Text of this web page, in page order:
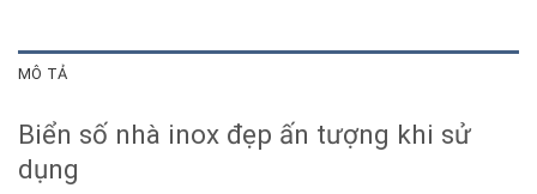
MÔ TẢ
Biển số nhà inox đẹp ấn tượng khi sử
dụng